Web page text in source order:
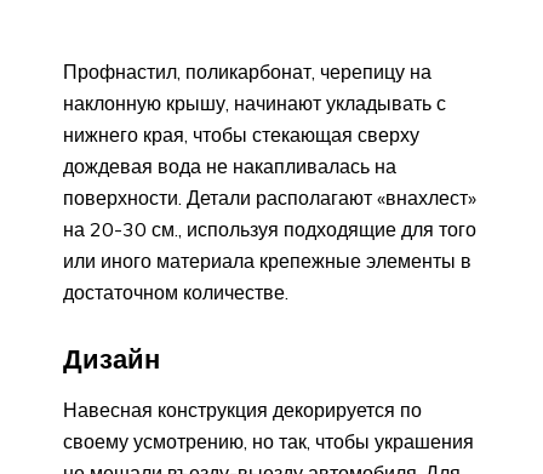
Профнастил, поликарбонат, черепицу на
наклонную крышу, начинают укладывать с
нижнего края, чтобы стекающая сверху
дождевая вода не накапливалась на
поверхности. Детали располагают «внахлест»
на 20-30 см., используя подходящие для того
или иного материала крепежные элементы в
достаточном количестве.
Дизайн
Навесная конструкция декорируется по
своему усмотрению, но так, чтобы украшения